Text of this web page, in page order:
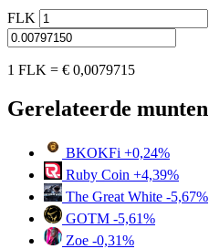
FLK
1 FLK = € 0,0079715
Gerelateerde munten
BKOKFi +0,24%
Ruby Coin +4,39%
The Great White -5,67%
GOTM -5,61%
Zoe -0,31%